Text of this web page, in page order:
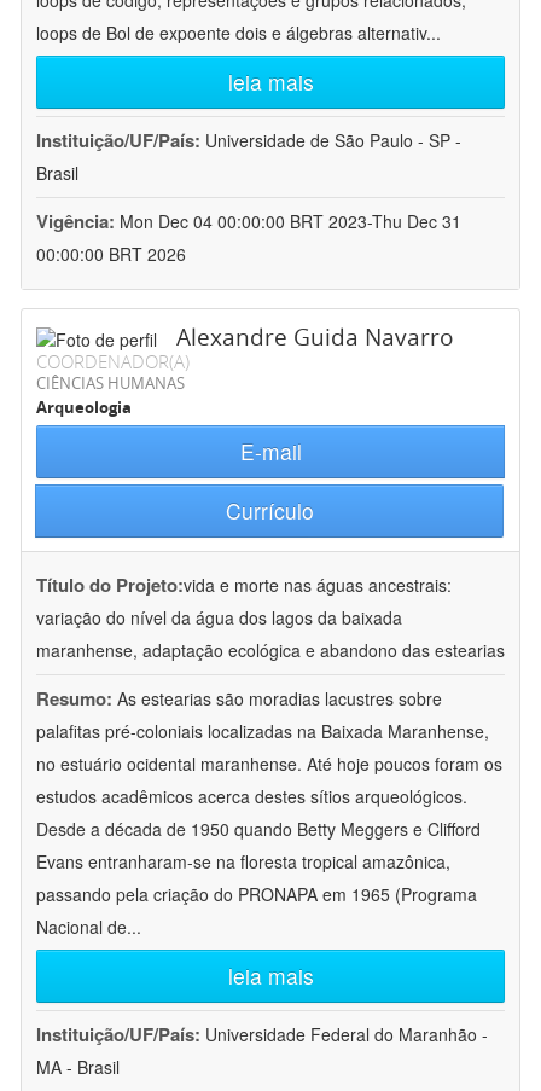
loops de Bol de expoente dois e álgebras alternativ...
leia mais
Instituição/UF/País: Universidade de São Paulo - SP -
Brasil
Vigência: Mon Dec 04 00:00:00 BRT 2023-Thu Dec 31
00:00:00 BRT 2026
Alexandre Guida Navarro
COORDENADOR(A)
CIÊNCIAS HUMANAS
Arqueologia
E-mail
Currículo
Título do Projeto:vida e morte nas águas ancestrais:
variação do nível da água dos lagos da baixada
maranhense, adaptação ecológica e abandono das estearias
Resumo: As estearias são moradias lacustres sobre
palafitas pré-coloniais localizadas na Baixada Maranhense,
no estuário ocidental maranhense. Até hoje poucos foram os
estudos acadêmicos acerca destes sítios arqueológicos.
Desde a década de 1950 quando Betty Meggers e Clifford
Evans entranharam-se na floresta tropical amazônica,
passando pela criação do PRONAPA em 1965 (Programa
Nacional de...
leia mais
Instituição/UF/País: Universidade Federal do Maranhão -
MA - Brasil